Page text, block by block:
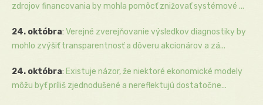
zdrojov financovania by mohla pomôcť znižovať systémové ...
24. októbra: Verejné zverejňovanie výsledkov diagnostiky by
mohlo zvýšiť transparentnosť a dôveru akcionárov a zá...
24. októbra: Existuje názor, že niektoré ekonomické modely
môžu byť príliš zjednodušené a nereflektujú dostatočne...